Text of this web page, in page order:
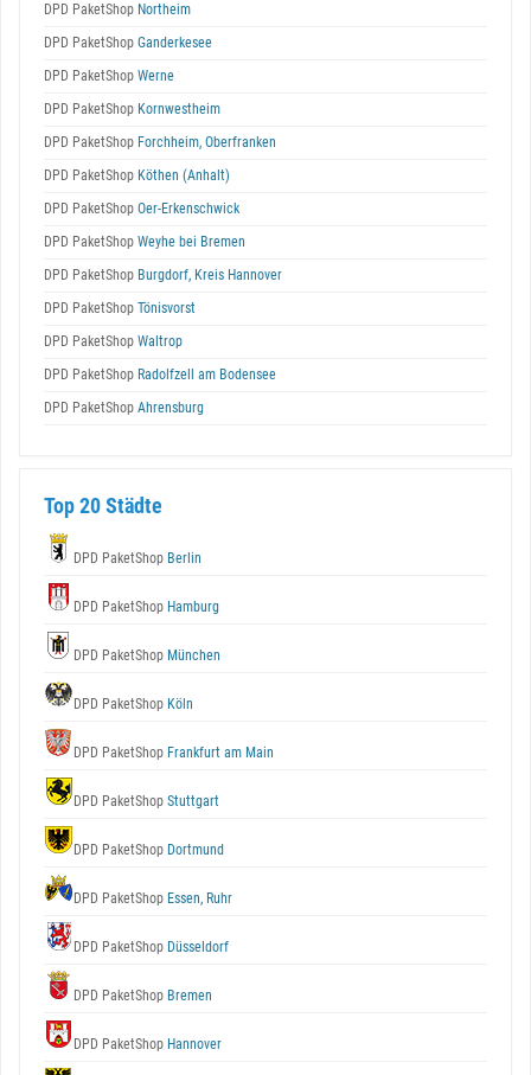
DPD PaketShop Northeim
DPD PaketShop Ganderkesee
DPD PaketShop Werne
DPD PaketShop Kornwestheim
DPD PaketShop Forchheim, Oberfranken
DPD PaketShop Köthen (Anhalt)
DPD PaketShop Oer-Erkenschwick
DPD PaketShop Weyhe bei Bremen
DPD PaketShop Burgdorf, Kreis Hannover
DPD PaketShop Tönisvorst
DPD PaketShop Waltrop
DPD PaketShop Radolfzell am Bodensee
DPD PaketShop Ahrensburg
Top 20 Städte
DPD PaketShop Berlin
DPD PaketShop Hamburg
DPD PaketShop München
DPD PaketShop Köln
DPD PaketShop Frankfurt am Main
DPD PaketShop Stuttgart
DPD PaketShop Dortmund
DPD PaketShop Essen, Ruhr
DPD PaketShop Düsseldorf
DPD PaketShop Bremen
DPD PaketShop Hannover